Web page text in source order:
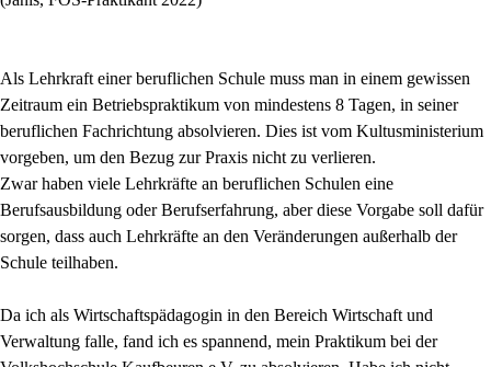
Als Lehrkraft einer beruflichen Schule muss man in einem gewissen
Zeitraum ein Betriebspraktikum von mindestens 8 Tagen, in seiner
beruflichen Fachrichtung absolvieren. Dies ist vom Kultusministerium
vorgeben, um den Bezug zur Praxis nicht zu verlieren.
Zwar haben viele Lehrkräfte an beruflichen Schulen eine
Berufsausbildung oder Berufserfahrung, aber diese Vorgabe soll dafür
sorgen, dass auch Lehrkräfte an den Veränderungen außerhalb der
Schule teilhaben.
Da ich als Wirtschaftspädagogin in den Bereich Wirtschaft und
Verwaltung falle, fand ich es spannend, mein Praktikum bei der